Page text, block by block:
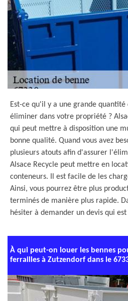
Est-ce qu'il y a une grande quantité
éliminer dans votre propriété ?
qui peut mettre à disposition une
bonne qualité. Quand vous avez
plusieurs atouts afin d'assurer
Alsace Recycle peut mettre en
conteneurs. Il est facile de les
Ainsi, vous pourrez être plus
terminés de manière plus rapide.
hésiter à demander un devis qui
À qui peut-on louer les bennes
ferrailles à Zutzendorf dans le